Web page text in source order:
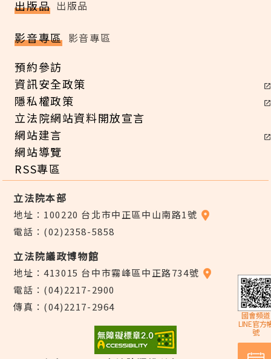
出版品 出版品
影音專區 影音專區
預約參訪
資訊安全政策
隱私權政策
立法院網站資料開放宣言
網站建言
網站導覽
RSS專區
立法院本部
地址：100220 台北市中正區中山南路1號
電話：(02)2358-5858
立法院議政博物館
地址：413015 台中市霧峰區中正路734號
電話：(04)2217-2900
傳真：(04)2217-2964
國會頻道
LINE官方
號